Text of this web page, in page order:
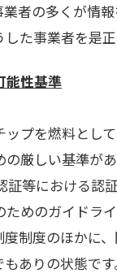
者の多くが情
た事業者を是
能性基準
受
プを燃料とし
厳しい基準が
証等における認
めのガイドラ
制度のほかに
ありの状態で